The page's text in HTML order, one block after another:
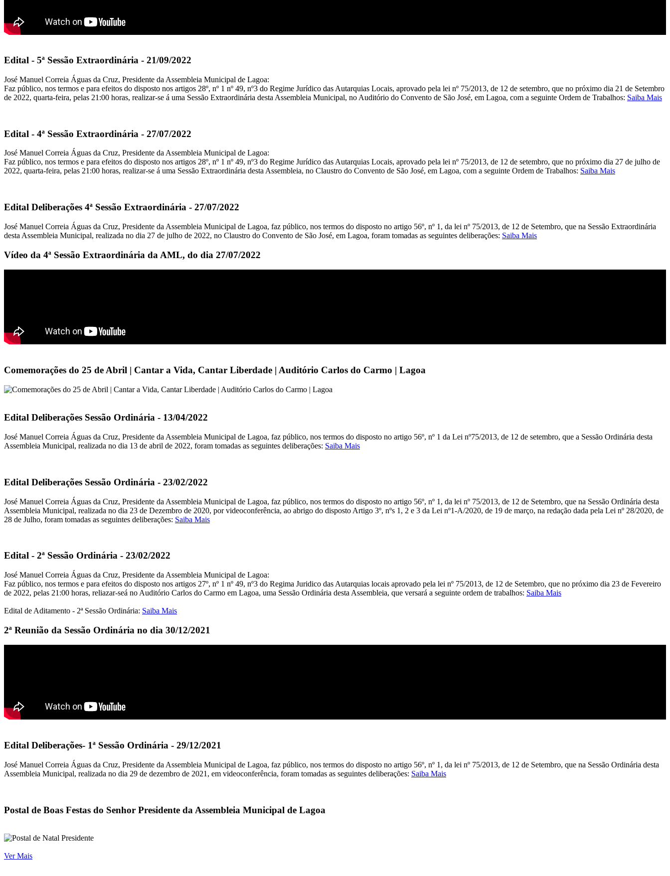
Edital - 5ª Sessão Extraordinária - 21/09/2022
José Manuel Correia Águas da Cruz, Presidente da Assembleia Municipal de Lagoa:
Faz público, nos termos e para efeitos do disposto nos artigos 28º, nº 1 nº 49, nº3 do Regime Jurídico das Autarquias Locais, aprovado pela lei nº 75/2013, de 12 de setembro, que no próximo dia 21 de Setembro
de 2022, quarta-feira, pelas 21:00 horas, realizar-se á uma Sessão Extraordinária desta Assembleia Municipal, no Auditório do Convento de São José, em Lagoa, com a seguinte Ordem de Trabalhos: Saiba Mais
Edital - 4ª Sessão Extraordinária - 27/07/2022
José Manuel Correia Águas da Cruz, Presidente da Assembleia Municipal de Lagoa:
Faz público, nos termos e para efeitos do disposto nos artigos 28º, nº 1 nº 49, nº3 do Regime Jurídico das Autarquias Locais, aprovado pela lei nº 75/2013, de 12 de setembro, que no próximo dia 27 de julho de
2022, quarta-feira, pelas 21:00 horas, realizar-se á uma Sessão Extraordinária desta Assembleia, no Claustro do Convento de São José, em Lagoa, com a seguinte Ordem de Trabalhos: Saiba Mais
Edital Deliberações 4ª Sessão Extraordinária - 27/07/2022
José Manuel Correia Águas da Cruz, Presidente da Assembleia Municipal de Lagoa, faz público, nos termos do disposto no artigo 56º, nº 1, da lei nº 75/2013, de 12 de Setembro, que na Sessão Extraordinária
desta Assembleia Municipal, realizada no dia 27 de julho de 2022, no Claustro do Convento de São José, em Lagoa, foram tomadas as seguintes deliberações: Saiba Mais
Vídeo da 4ª Sessão Extraordinária da AML, do dia 27/07/2022
Comemorações do 25 de Abril | Cantar a Vida, Cantar Liberdade | Auditório Carlos do Carmo | Lagoa
Edital Deliberações Sessão Ordinária - 13/04/2022
José Manuel Correia Águas da Cruz, Presidente da Assembleia Municipal de Lagoa, faz público, nos termos do disposto no artigo 56º, nº 1 da Lei nº75/2013, de 12 de setembro, que a Sessão Ordinária desta
Assembleia Municipal, realizada no dia 13 de abril de 2022, foram tomadas as seguintes deliberações: Saiba Mais
Edital Deliberações Sessão Ordinária - 23/02/2022
José Manuel Correia Águas da Cruz, Presidente da Assembleia Municipal de Lagoa, faz público, nos termos do disposto no artigo 56º, nº 1, da lei nº 75/2013, de 12 de Setembro, que na Sessão Ordinária desta
Assembleia Municipal, realizada no dia 23 de Dezembro de 2020, por videoconferência, ao abrigo do disposto Artigo 3º, nºs 1, 2 e 3 da Lei nº1-A/2020, de 19 de março, na redação dada pela Lei nº 28/2020, de
28 de Julho, foram tomadas as seguintes deliberações: Saiba Mais
Edital - 2ª Sessão Ordinária - 23/02/2022
José Manuel Correia Águas da Cruz, Presidente da Assembleia Municipal de Lagoa:
Faz público, nos termos e para efeitos do disposto nos artigos 27º, nº 1 nº 49, nº3 do Regima Juridico das Autarquias locais aprovado pela lei nº 75/2013, de 12 de Setembro, que no próximo dia 23 de Fevereiro
de 2022, pelas 21:00 horas, reliazar-seá no Auditório Carlos do Carmo em Lagoa, uma Sessão Ordinária desta Assembleia, que versará a seguinte ordem de trabalhos: Saiba Mais
Edital de Aditamento - 2ª Sessão Ordinária: Saiba Mais
2ª Reunião da Sessão Ordinária no dia 30/12/2021
Edital Deliberações- 1ª Sessão Ordinária - 29/12/2021
José Manuel Correia Águas da Cruz, Presidente da Assembleia Municipal de Lagoa, faz público, nos termos do disposto no artigo 56º, nº 1, da lei nº 75/2013, de 12 de Setembro, que na Sessão Ordinária desta
Assembleia Municipal, realizada no dia 29 de dezembro de 2021, em videoconferência, foram tomadas as seguintes deliberações: Saiba Mais
Postal de Boas Festas do Senhor Presidente da Assembleia Municipal de Lagoa
Ver Mais